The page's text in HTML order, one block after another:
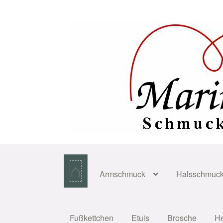
⌂ Armschmuck
Fußkettchen Etuis Brosche